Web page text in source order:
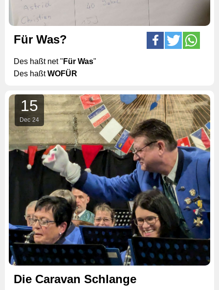
Für Was?
Des haßt net " Für Was"
Des haßtWOFÜR
15
Dec 24
Die Caravan Schlange